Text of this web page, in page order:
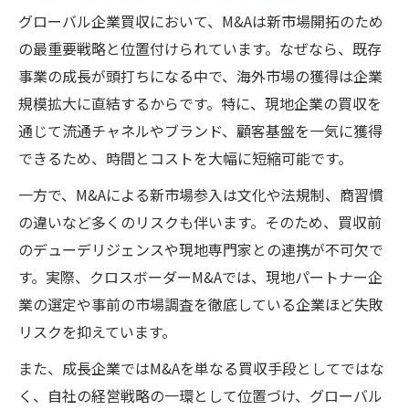
グローバル企業買収において、M&Aは新市場開拓のため
の最重要戦略と位置付けられています。なぜなら、既存
事業の成長が頭打ちになる中で、海外市場の獲得は企業
規模拡大に直結するからです。特に、現地企業の買収を
通じて流通チャネルやブランド、顧客基盤を一気に獲得
できるため、時間とコストを大幅に短縮可能です。
一方で、M&Aによる新市場参入は文化や法規制、商習慣
の違いなど多くのリスクも伴います。そのため、買収前
のデューデリジェンスや現地専門家との連携が不可欠で
す。実際、クロスボーダーM&Aでは、現地パートナー企
業の選定や事前の市場調査を徹底している企業ほど失敗
リスクを抑えています。
また、成長企業ではM&Aを単なる買収手段としてではな
く、自社の経営戦略の一環として位置づけ、グローバル